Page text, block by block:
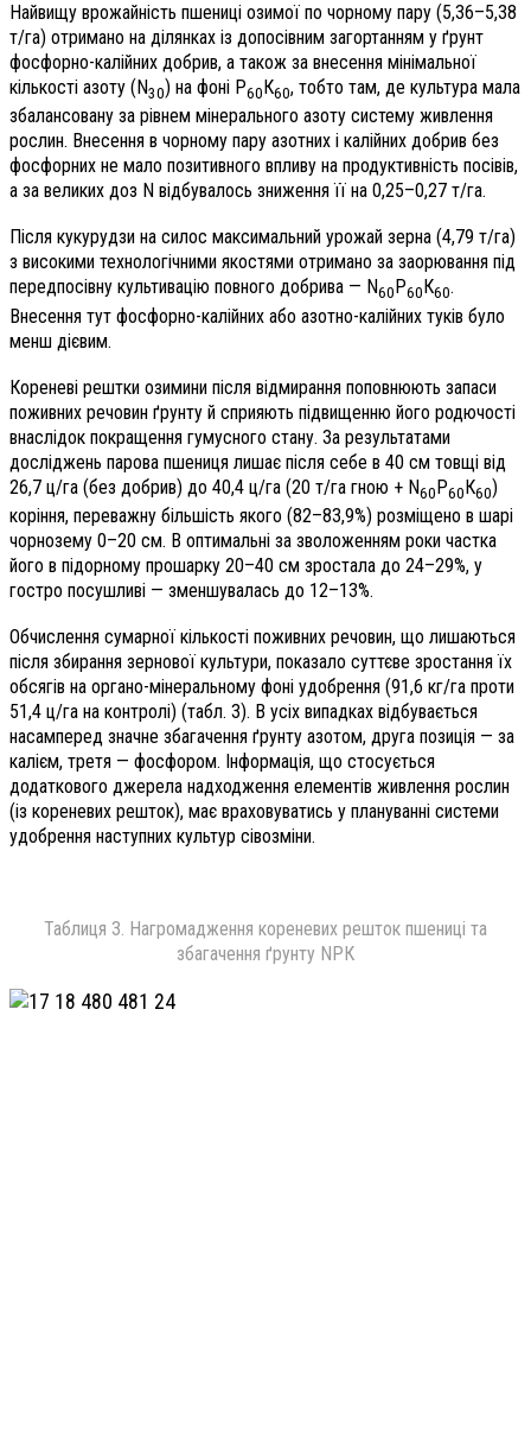
Найвищу врожайність пшениці озимої по чорному пару (5,36–5,38
т/га) отримано на ділянках із допосівним загортанням у ґрунт
фосфорно-калійних добрив, а також за внесення мінімальної
кількості азоту (N30) на фоні P60 К60, тобто там, де культура мала
збалансовану за рівнем мінерального азоту систему живлення
рослин. Внесення в чорному пару азотних і калійних добрив без
фосфорних не мало позитивного впливу на продуктивність посівів,
а за великих доз N відбувалось зниження її на 0,25–0,27 т/га.
Після кукурудзи на силос максимальний урожай зерна (4,79 т/га)
з високими технологічними якостями отримано за заорювання під
передпосівну культивацію повного добрива — N60 P60 К60.
Внесення тут фосфорно-калійних або азотно-калійних туків було
менш дієвим.
Кореневі рештки озимини після відмирання поповнюють запаси
поживних речовин ґрунту й сприяють підвищенню його родючості
внаслідок покращення гумусного стану. За результатами
досліджень парова пшениця лишає після себе в 40 см товщі від
26,7 ц/га (без добрив) до 40,4 ц/га (20 т/га гною + N60P60К60)
коріння, переважну більшість якого (82–83,9%) розміщено в шарі
чорнозему 0–20 см. В оптимальні за зволоженням роки частка
його в підорному прошарку 20–40 см зростала до 24–29%, у
гостро посушливі — зменшувалась до 12–13%.
Обчислення сумарної кількості поживних речовин, що лишаються
після збирання зернової культури, показало суттєве зростання їх
обсягів на органо-мінеральному фоні удобрення (91,6 кг/га проти
51,4 ц/га на контролі) (табл. 3). В усіх випадках відбувається
насамперед значне збагачення ґрунту азотом, друга позиція — за
калієм, третя — фосфором. Інформація, що стосується
додаткового джерела надходження елементів живлення рослин
(із кореневих решток), має враховуватись у плануванні системи
удобрення наступних культур сівозміни.
Таблиця 3. Нагромадження кореневих решток пшениці та
збагачення ґрунту NPК